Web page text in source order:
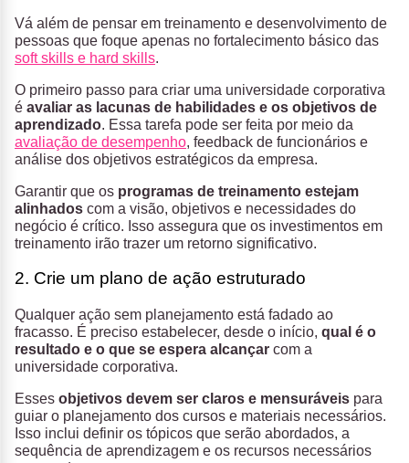
Vá além de pensar em treinamento e desenvolvimento de
pessoas que foque apenas no fortalecimento básico das
soft skills e hard skills.
O primeiro passo para criar uma universidade corporativa
é avaliar as lacunas de habilidades e os objetivos de
aprendizado. Essa tarefa pode ser feita por meio da
avaliação de desempenho, feedback de funcionários e
análise dos objetivos estratégicos da empresa.
Garantir que os programas de treinamento estejam
alinhados com a visão, objetivos e necessidades do
negócio é crítico. Isso assegura que os investimentos em
treinamento irão trazer um retorno significativo.
2. Crie um plano de ação estruturado
Qualquer ação sem planejamento está fadado ao
fracasso. É preciso estabelecer, desde o início, qual é o
resultado e o que se espera alcançar com a
universidade corporativa.
Esses objetivos devem ser claros e mensuráveis para
guiar o planejamento dos cursos e materiais necessários.
Isso inclui definir os tópicos que serão abordados, a
sequência de aprendizagem e os recursos necessários